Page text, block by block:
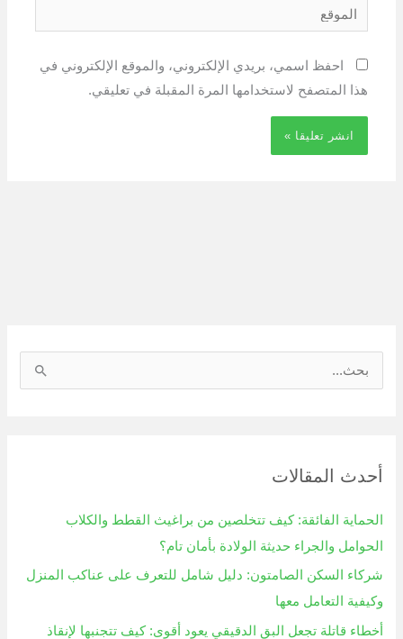
الموقع
احفظ اسمي، بريدي الإلكتروني، والموقع الإلكتروني في
هذا المتصفح لاستخدامها المرة المقبلة في تعليقي.
ث
أحدث المقالات
الحماية الفائقة: كيف تتخلصين من براغيث القطط والكلاب
الحوامل والجراء حديثة الولادة بأمان تام؟
شركاء السكن الصامتون: دليل شامل للتعرف على عناكب المنزل
وكيفية التعامل معها
أخطاء قاتلة تجعل البق الدقيقي يعود أقوى: كيف تتجنبها لإنقاذ